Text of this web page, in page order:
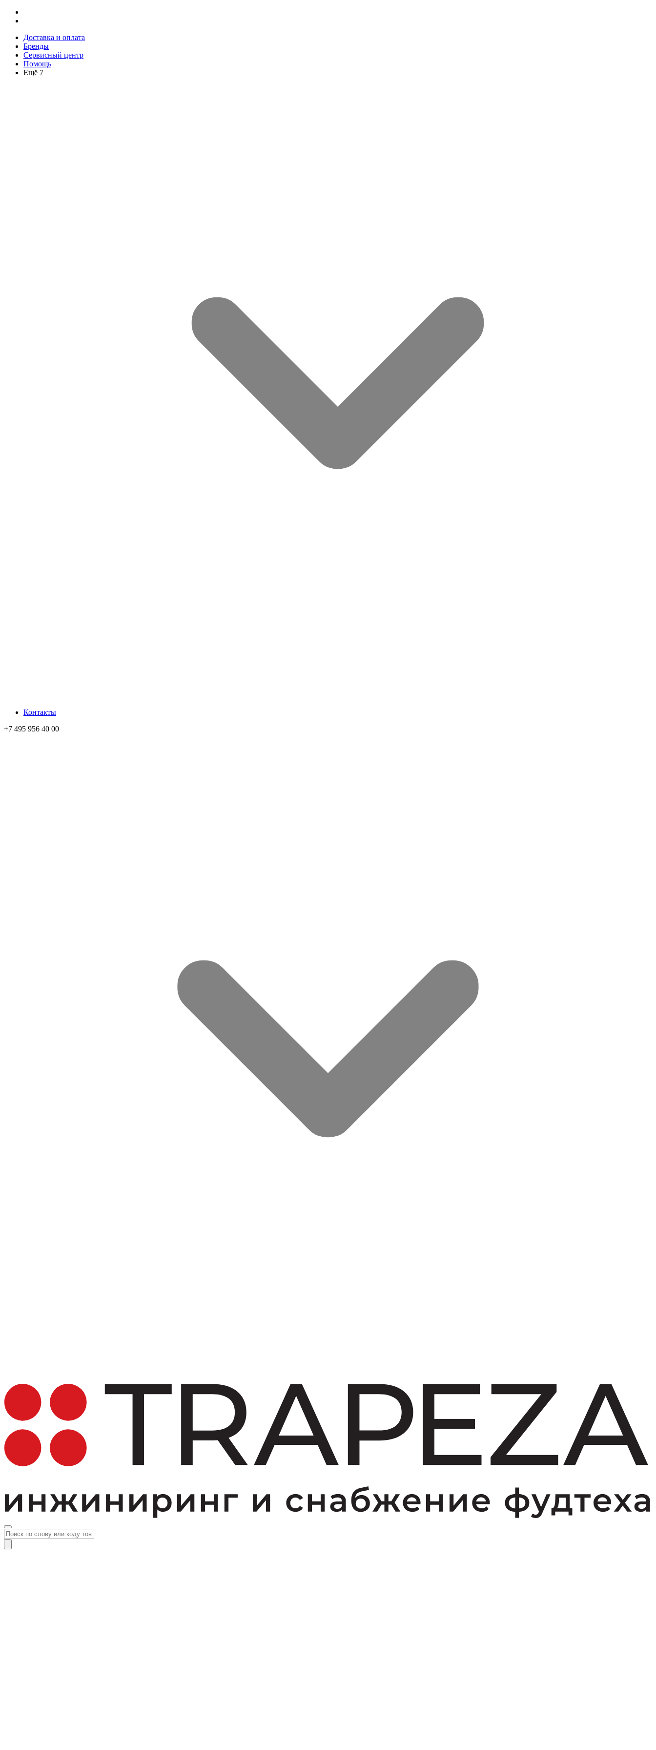
Доставка и оплата
Бренды
Сервисный центр
Помощь
Ещё 7
Контакты
+7 495 956 40 00